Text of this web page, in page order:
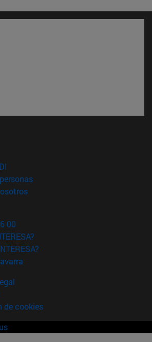
en nueva ventana)
(abre en nueva ventana)
(abre en nueva ventana)
00
de cookies